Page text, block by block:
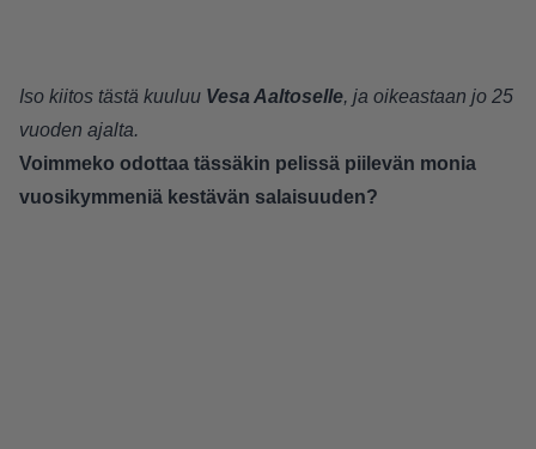
Iso kiitos tästä kuuluu Vesa Aaltoselle, ja oikeastaan jo 25
vuoden ajalta.
Voimmeko odottaa tässäkin pelissä piilevän monia
vuosikymmeniä kestävän salaisuuden?